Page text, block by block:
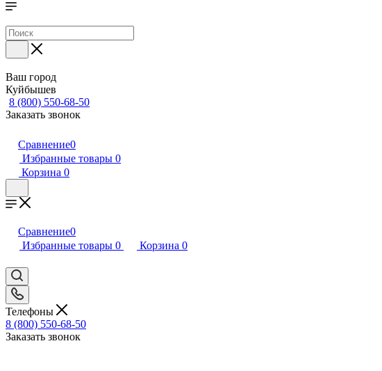
Ваш город
Куйбышев
8 (800) 550-68-50
Заказать звонок
Сравнение0
Избранные товары 0
Корзина 0
Сравнение0
Избранные товары 0 Корзина 0
Телефоны
8 (800) 550-68-50
Заказать звонок